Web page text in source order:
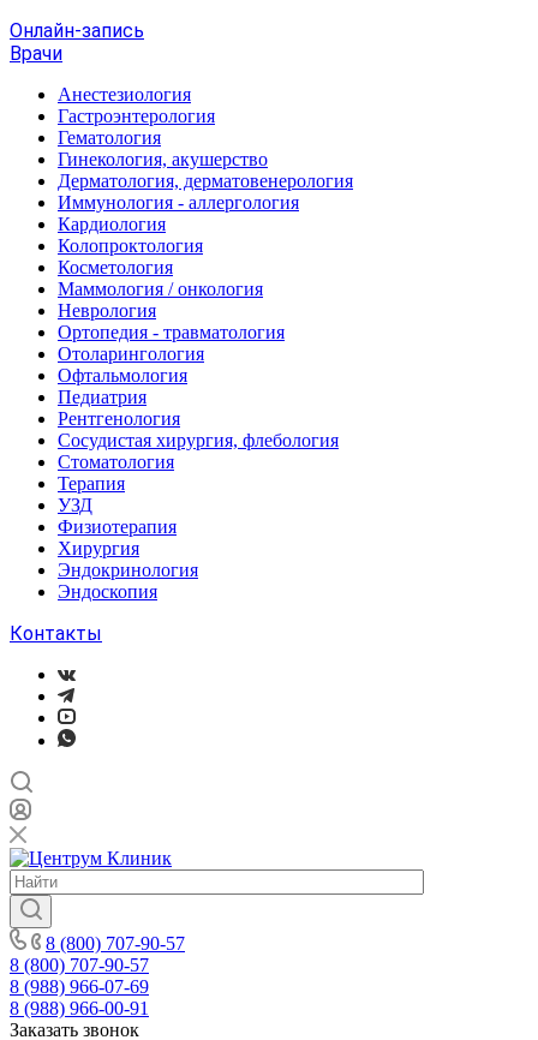
Онлайн-запись
Врачи
Анестезиология
Гастроэнтерология
Гематология
Гинекология, акушерство
Дерматология, дерматовенерология
Иммунология - аллергология
Кардиология
Колопроктология
Косметология
Маммология / онкология
Неврология
Ортопедия - травматология
Отоларингология
Офтальмология
Педиатрия
Рентгенология
Сосудистая хирургия, флебология
Стоматология
Терапия
УЗД
Физиотерапия
Хирургия
Эндокринология
Эндоскопия
Контакты
8 (800) 707-90-57
8 (800) 707-90-57
8 (988) 966-07-69
8 (988) 966-00-91
Заказать звонок